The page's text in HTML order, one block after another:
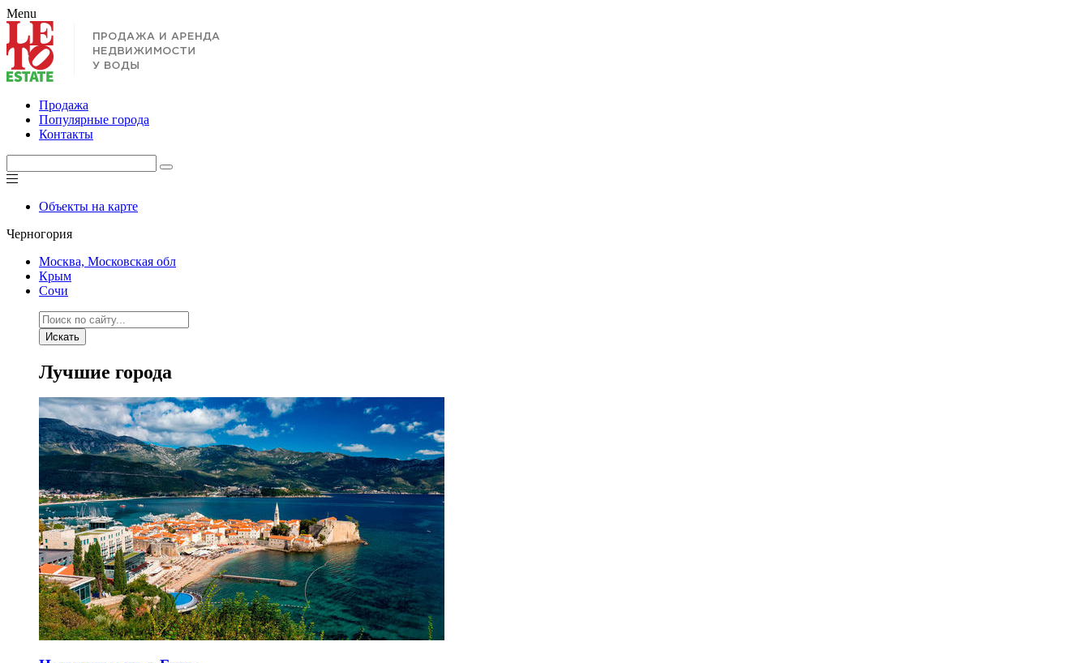
Menu
Продажа
Популярные города
Контакты
Объекты на карте
Черногория
Москва, Московская обл
Крым
Сочи
Искать
Лучшие города